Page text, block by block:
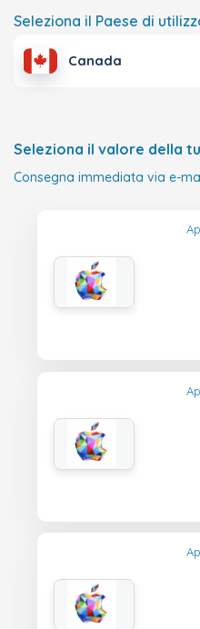
Seleziona il Paese di
Canada
Seleziona il valore della
Consegna immediata via e-